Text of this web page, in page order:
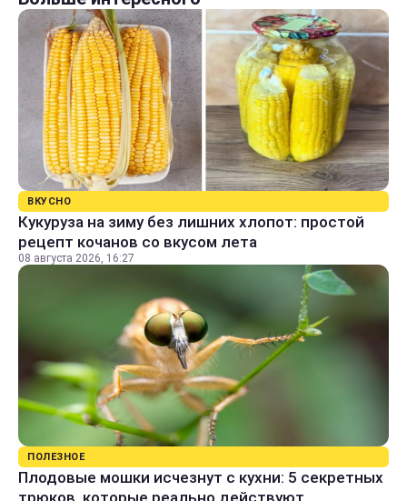
ВКУСНО
Кукуруза на зиму без лишних хлопот: простой
рецепт кочанов со вкусом лета
08 августа 2026, 16:27
ПОЛЕЗНОЕ
Плодовые мошки исчезнут с кухни: 5 секретных
трюков, которые реально действуют